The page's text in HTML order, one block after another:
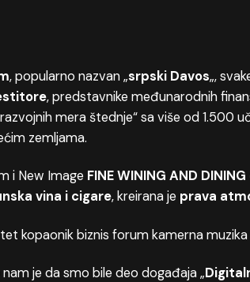
, popularno nazvan „srpski Davos„,
, predstavnike međunarodnih
mera štednje“ sa više od 1.500
zemljama.
i New Image FINE WINING AND
vina i cigare, kreirana je prava
je da smo bile deo događaja „